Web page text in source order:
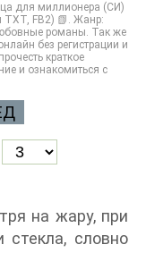
для миллионера (СИ)
TXT, FB2) 📗. Жанр:
романы. Так же
без регистрации и
краткое
и ознакомиться с
на жару, при
словно